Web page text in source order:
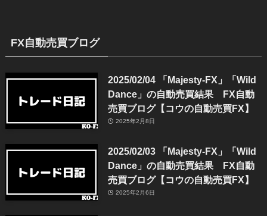
FX自動売買ブログ
2025/02/04 「Majesty-FX」「Wild
Dance」の自動売買結果 FX自動
売買ブログ【コウの自動売買FX】
2025年2月8日
2025/02/03 「Majesty-FX」「Wild
Dance」の自動売買結果 FX自動
売買ブログ【コウの自動売買FX】
2025年2月6日